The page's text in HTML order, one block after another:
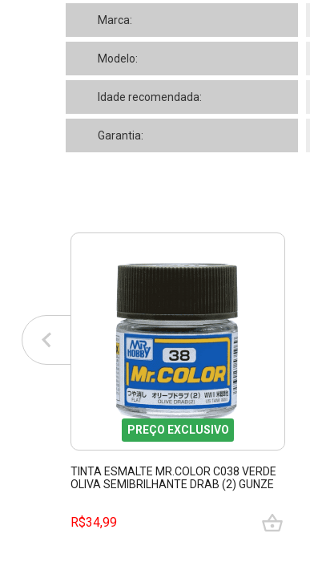
Marca:
Modelo:
Idade recomendada:
Garantia:
PREÇO EXCLUSIVO
TINTA ESMALTE MR.COLOR C038 VERDE
OLIVA SEMIBRILHANTE DRAB (2) GUNZE
R$34,99